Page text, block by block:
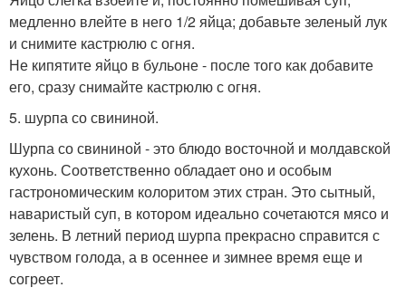
медленно влейте в него 1/2 яйца; добавьте зеленый лук
и снимите кастрюлю с огня.
Не кипятите яйцо в бульоне - после того как добавите
его, сразу снимайте кастрюлю с огня.
5. шурпа со свининой.
Шурпа со свининой - это блюдо восточной и молдавской
кухонь. Соответственно обладает оно и особым
гастрономическим колоритом этих стран. Это сытный,
наваристый суп, в котором идеально сочетаются мясо и
зелень. В летний период шурпа прекрасно справится с
чувством голода, а в осеннее и зимнее время еще и
согреет.